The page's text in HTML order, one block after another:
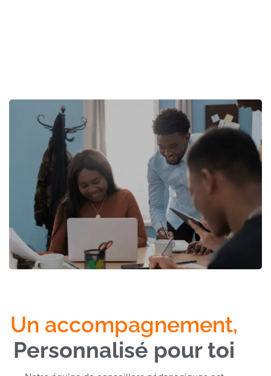
Un accompagnement,
Personnalisé pour toi